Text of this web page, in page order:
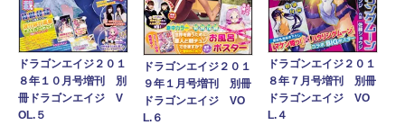
ドラゴンエイジ２０１
８年１０月号増刊 別
冊ドラゴンエイジ V
OL.５
ドラゴンエイジ２０１
９年１月号増刊 別冊
ドラゴンエイジ VO
L.６
ドラゴンエイジ２０１
８年７月号増刊 別冊
ドラゴンエイジ VO
L.４